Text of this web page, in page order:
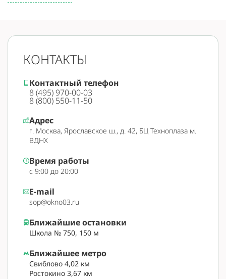
КОНТАКТЫ
Контактный телефон
8 (495) 970-00-03
8 (800) 550-11-50
Адрес
г. Москва, Ярославское ш., д. 42, БЦ Техноплаза м.
ВДНХ
Время работы
с 9:00 до 20:00
E-mail
sop@okno03.ru
Ближайшее метро
Свиблово 4,02 км
Ростокино 3,67 км
Ближайшие остановки
Школа № 750, 150 м